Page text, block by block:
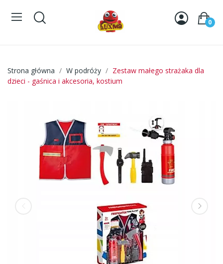
0
Strona główna W podróży
Zestaw małego strażaka dla
dzieci - gaśnica i akcesoria, kostium